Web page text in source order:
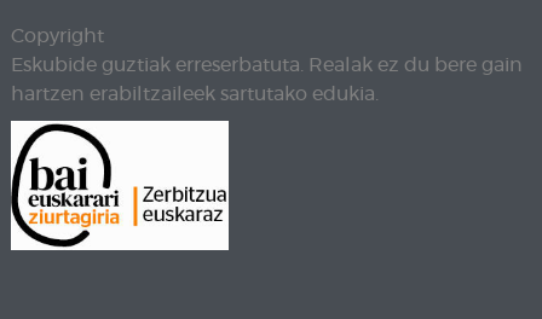
Copyright
Eskubide guztiak erreserbatuta. Realak ez du bere gain
hartzen erabiltzaileek sartutako edukia.